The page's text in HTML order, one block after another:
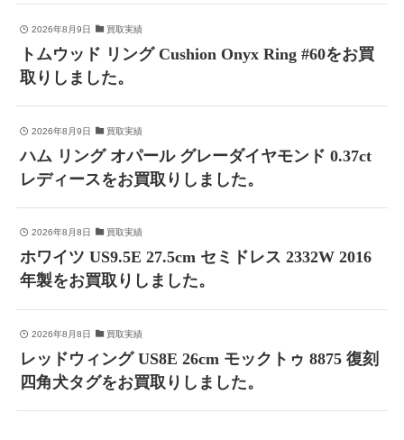
2026年8月9日 買取実績
トムウッド リング Cushion Onyx Ring #60をお買
取りしました。
2026年8月9日 買取実績
ハム リング オパール グレーダイヤモンド 0.37ct
レディースをお買取りしました。
2026年8月8日 買取実績
ホワイツ US9.5E 27.5cm セミドレス 2332W 2016
年製をお買取りしました。
2026年8月8日 買取実績
レッドウィング US8E 26cm モックトゥ 8875 復刻
四角犬タグをお買取りしました。